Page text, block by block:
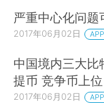
严重中心化问
2017年06月02日
中国境内三大比
提币 竞争币上位
2017年06月02日